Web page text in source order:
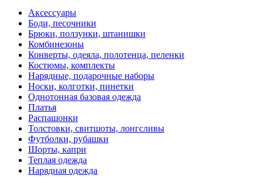
Аксессуары
Боди, песочники
Брюки, ползунки, штанишки
Комбинезоны
Конверты, одеяла, полотенца, пеленки
Костюмы, комплекты
Нарядные, подарочные наборы
Носки, колготки, пинетки
Однотонная базовая одежда
Платья
Распашонки
Толстовки, свитшоты, лонгсливы
Футболки, рубашки
Шорты, капри
Теплая одежда
Нарядная одежда